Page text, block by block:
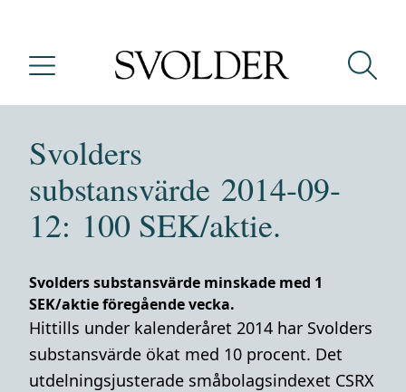
Svolders
substansvärde 2014-09-
12: 100 SEK/aktie.
Svolders substansvärde minskade med 1
SEK/aktie föregående vecka.
Hittills under kalenderåret 2014 har Svolders
substansvärde ökat med 10 procent. Det
utdelningsjusterade småbolagsindexet CSRX